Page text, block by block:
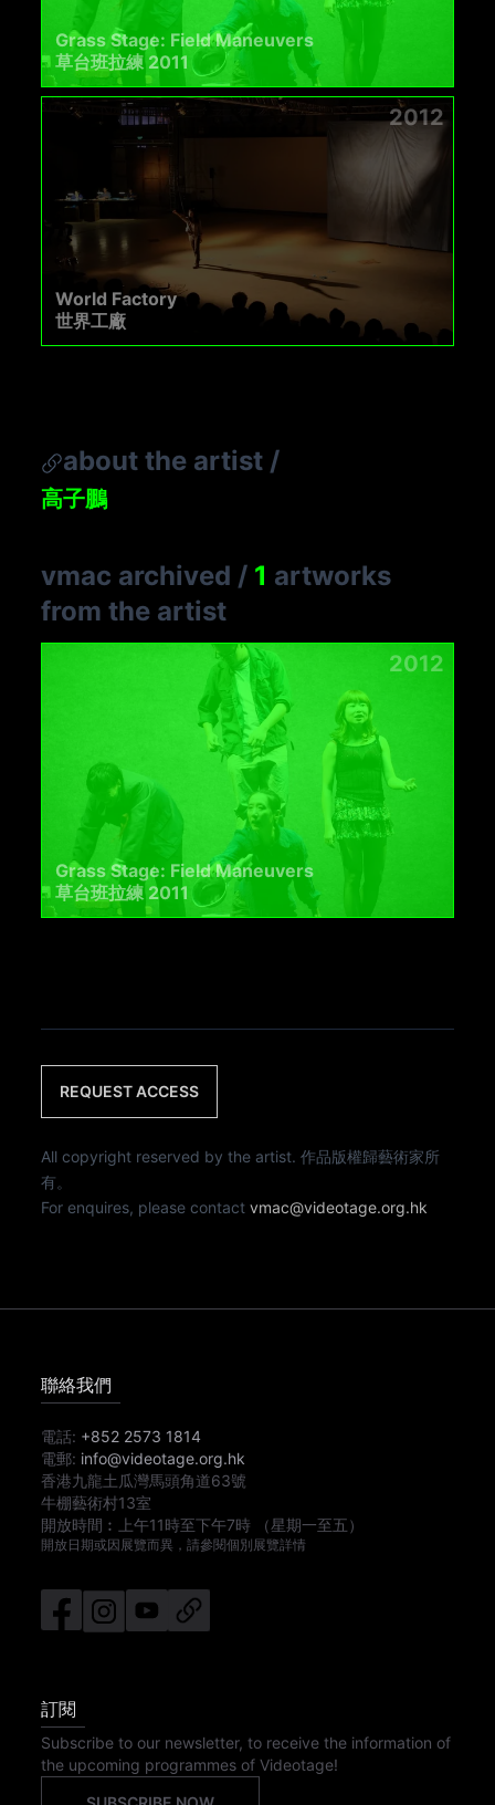
Grass Stage: Field Maneuvers
草台班拉練 2011
2012
World Factory
世界工廠
about the artist /
高子鵬
vmac archived / 1 artworks
from the artist
2012
Grass Stage: Field Maneuvers
草台班拉練 2011
REQUEST ACCESS
All copyright reserved by the artist. 作品版權歸藝術家所
有。
For enquires, please contactvmac@videotage.org.hk
聯絡我們
電話: +852 2573 1814
電郵: info@videotage.org.hk
香港九龍土瓜灣馬頭角道63號
牛棚藝術村13室
開放時間︰
上午11時至下午7時 （星期一至五）
開放日期或因展覽而異，請參閱個別展覽詳情
訂閱
Subscribe to our newsletter, to receive the information of
the upcoming programmes of Videotage!